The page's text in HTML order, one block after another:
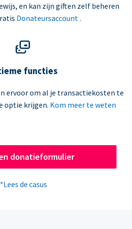
en kan zijn giften zelf beheren
Donateursaccount .
functies
ervoor om al je transactiekosten te
optie krijgen. Kom meer te weten
donatieformulier
*Lees de casus